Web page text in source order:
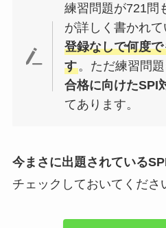
練習問題が721問
が詳しく書かれ
登録なしで何度
す。ただ練習問
合格に向けたSPI
てあります。
今まさに出題されている
チェックしておいてくださ